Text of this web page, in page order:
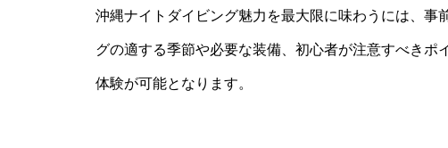
沖縄ナイトダイビング魅力を最大限に味わうには、事
グの適する季節や必要な装備、初心者が注意すべきポ
体験が可能となります。